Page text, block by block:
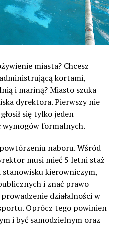
miasta? Chcesz
kortami,
i mariną? Miasto szuka
dyrektora. Pierwszy nie
się tylko jeden
wymogów formalnych.
naboru. Wśród
musi mieć 5 letni staż
kierowniczym,
i znać prawo
działalności w
Oprócz tego powinien
i być samodzielnym oraz